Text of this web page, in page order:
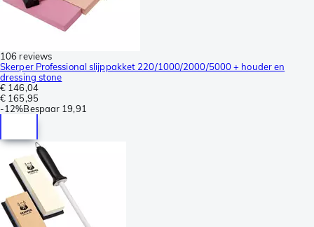
106 reviews
Skerper Professional slijppakket 220/1000/2000/5000 + houder en
dressing stone
€ 146,04
€ 165,95
-12%Bespaar 19,91